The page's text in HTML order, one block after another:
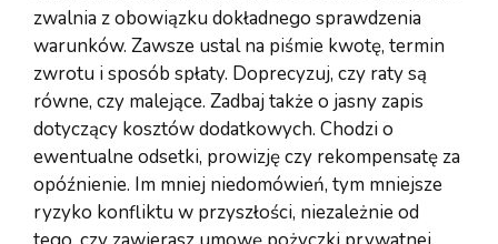
zwalnia z obowiązku dokładnego sprawdzenia
warunków. Zawsze ustal na piśmie kwotę, termin
zwrotu i sposób spłaty. Doprecyzuj, czy raty są
równe, czy malejące. Zadbaj także o jasny zapis
dotyczący kosztów dodatkowych. Chodzi o
ewentualne odsetki, prowizję czy rekompensatę za
opóźnienie. Im mniej niedomówień, tym mniejsze
ryzyko konfliktu w przyszłości, niezależnie od